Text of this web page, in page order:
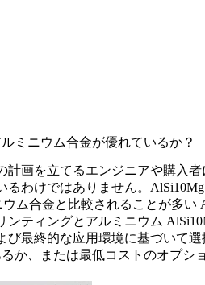
ミニウム合金が優れているか？
画を立てるエンジニアや購入
わけではありません。
ム合金と比較されることが多
ンティングと アルミニウム
最終的な应用環境に基づいて選
か、または最低コストのオプ